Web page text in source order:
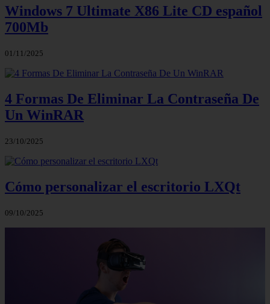
Windows 7 Ultimate X86 Lite CD español
700Mb
01/11/2025
4 Formas De Eliminar La Contraseña De
Un WinRAR
23/10/2025
Cómo personalizar el escritorio LXQt
09/10/2025